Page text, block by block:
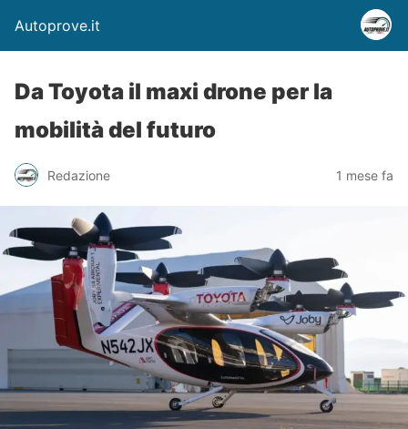
Autoprove.it
Da Toyota il maxi drone per la
mobilità del futuro
Redazione 1 mese fa